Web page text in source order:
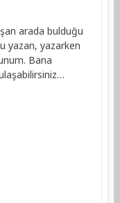
arada bulduğu
yazan, yazarken
Bana